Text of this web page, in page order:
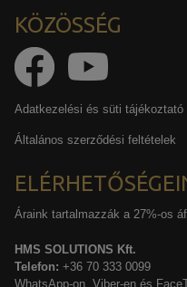
KÖZÖSSÉG
Adatkezelési és süti tájékoztató
Általános szerződési feltételek
Áraink tartalmazzák a 27%-os
HMS SOLUTIONS Kft.
Telefon: +36 70 333 0099
WhatsApp-on, Viber-en és